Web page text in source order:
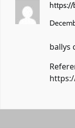
https://
ballys